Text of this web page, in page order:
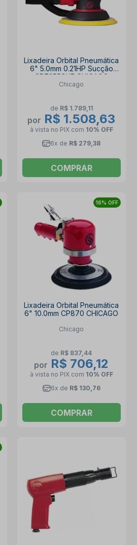
Lixadeira Orbital Pneumática
6" 5.0mm 0.21HP Sucção
CP7255SVE CHICAGO
Chicago
de R$ 1.789,11
por R$ 1.508,63
à vista no PIX com 10% OFF
6x de R$ 279,38
COMPRAR
16% OFF
Lixadeira Orbital Pneumática
6" 10.0mm CP870 CHICAGO
Chicago
de R$ 837,44
por R$ 706,12
à vista no PIX com 10% OFF
6x de R$ 130,76
COMPRAR